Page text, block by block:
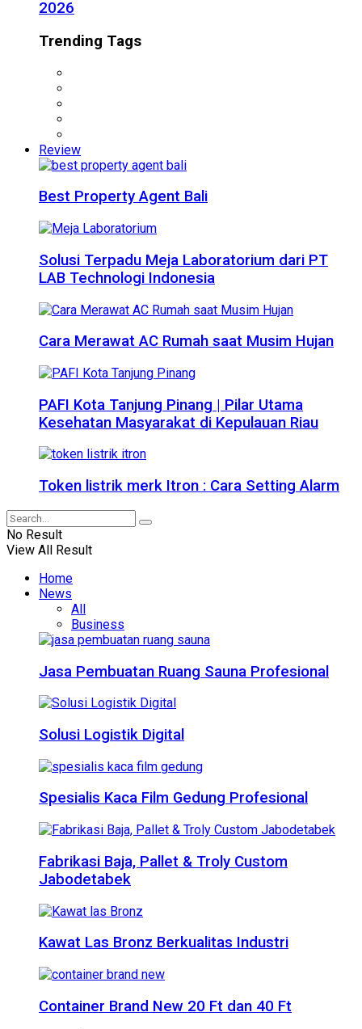
2026
Trending Tags
Review
Best Property Agent Bali
Solusi Terpadu Meja Laboratorium dari PT
LAB Technologi Indonesia
Cara Merawat AC Rumah saat Musim Hujan
PAFI Kota Tanjung Pinang | Pilar Utama
Kesehatan Masyarakat di Kepulauan Riau
Token listrik merk Itron : Cara Setting Alarm
No Result
View All Result
Home
News
All
Business
Jasa Pembuatan Ruang Sauna Profesional
Solusi Logistik Digital
Spesialis Kaca Film Gedung Profesional
Fabrikasi Baja, Pallet & Troly Custom
Jabodetabek
Kawat Las Bronz Berkualitas Industri
Container Brand New 20 Ft dan 40 Ft